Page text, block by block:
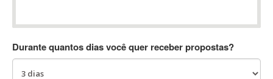
AC3
AccountMate
ACDSee
Durante quantos dias você quer receber propostas?